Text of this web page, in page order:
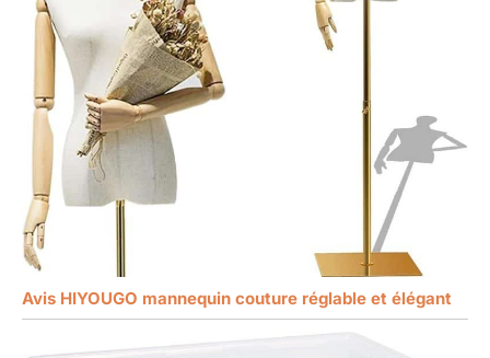
Avis HIYOUGO mannequin couture réglable et élégant